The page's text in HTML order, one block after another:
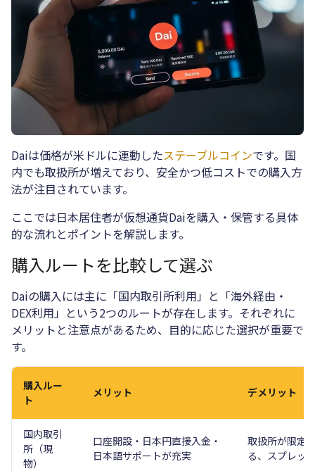
Daiは価格が米ドルに連動したステーブルコインです。国
内でも取扱所が増えており、安全かつ低コストでの購入方
法が注目されています。
ここでは日本居住者が仮想通貨Daiを購入・保管する具体
的な流れとポイントを解説します。
購入ルートを比較して選ぶ
Daiの購入には主に「国内取引所利用」と「海外経由・
DEX利用」という2つのルートが存在します。それぞれに
メリットと注意点があるため、目的に応じた選択が重要で
す。
購入ルー
ト
メリット デメリット
国内取引
所（現
物）
口座開設・日本円直接入金・
日本語サポートが充実
取扱所が限定
る、スプレッ